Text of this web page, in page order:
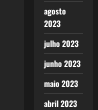
agosto
2023
julho 2023
junho 2023
maio 2023
abril 2023